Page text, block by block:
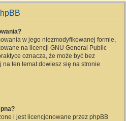
w jego niezmodyfikowanej formie,
na licencji GNU General Public
oznacza, że może być bez
ten temat dowiesz się na stronie
i jest licencjonowane przez phpBB